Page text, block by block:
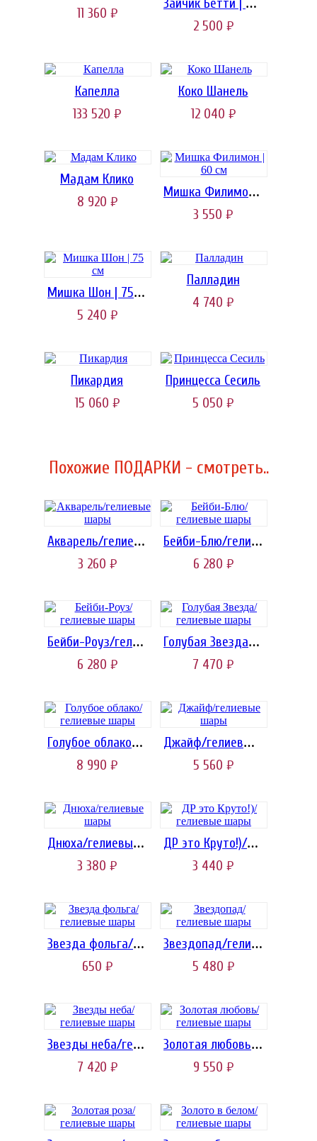
11 360 руб.
Зайчик Бетти | 40 см
2 500 руб.
Капелла
133 520 руб.
Коко Шанель
12 040 руб.
Мадам Клико
8 920 руб.
Мишка Филимон | 60 см
3 550 руб.
Мишка Шон | 75 см
5 240 руб.
Палладин
4 740 руб.
Пикардия
15 060 руб.
Принцесса Сесиль
5 050 руб.
Похожие ПОДАРКИ - смотреть..
Акварель/гелиевые шары
3 260 руб.
Бейби-Блю/гелиевые шары
6 280 руб.
Бейби-Роуз/гелиевые шары
6 280 руб.
Голубая Звезда/гелиевые шары
7 470 руб.
Голубое облако/гелиевые шары
8 990 руб.
Джайф/гелиевые шары
5 560 руб.
Днюха/гелиевые шары
3 380 руб.
ДР это Круто!)/гелиевые шары
3 440 руб.
Звезда фольга/гелиевые шары
650 руб.
Звездопад/гелиевые шары
5 480 руб.
Звезды неба/гелиевые шары
7 420 руб.
Золотая любовь/гелиевые шары
9 550 руб.